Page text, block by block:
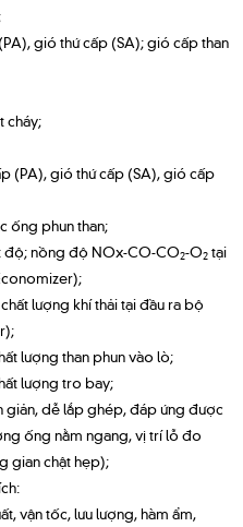
gió thứ cấp (SA); gió cấp than
cháy;
(PA), gió thứ cấp (SA), gió cấp
ống phun than;
độ; nồng độ NOx-CO-CO2-O2 tại
lượng khí thải tại đầu ra bộ
lượng than phun vào lò;
lượng tro bay;
giản, dễ lắp ghép, đáp ứng được
ống nằm ngang, vị trí lỗ đo
gian chật hẹp);
vận tốc, lưu lượng, hàm ẩm,